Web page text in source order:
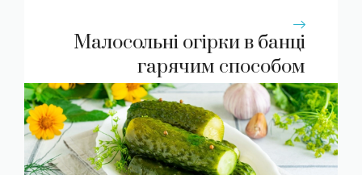
Малосольні огірки в банці
гарячим способом